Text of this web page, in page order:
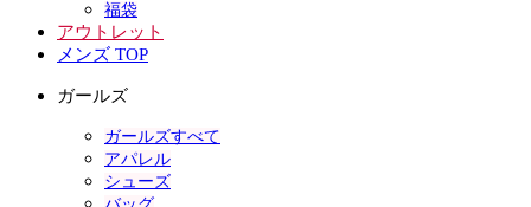
福袋
アウトレット
メンズ TOP
ガールズ
ガールズすべて
アパレル
シューズ